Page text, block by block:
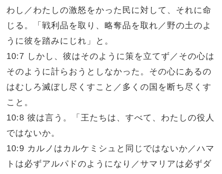
わし／わたしの激怒をかった民に対して、それに命
じる。「戦利品を取り、略奪品を取れ／野の土のよ
うに彼を踏みにじれ」と。
10:7 しかし、彼はそのように策を立てず／その心は
そのように計らおうとしなかった。その心にあるの
はむしろ滅ぼし尽くすこと／多くの国を断ち尽くす
こと。
10:8 彼は言う。「王たちは、すべて、わたしの役人
ではないか。
10:9 カルノはカルケミシュと同じではないか／ハマ
トは必ずアルパドのようになり／サマリアは必ずダ